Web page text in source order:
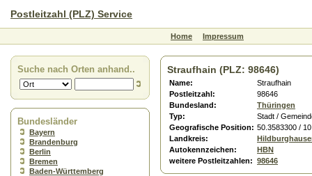
Postleitzahl (PLZ) Service
Home Impressum
Suche nach Orten anhand..
Bundesländer
Bayern
Brandenburg
Berlin
Bremen
Baden-Württemberg
Straufhain (PLZ: 98646)
Name:
Straufhain
Postleitzahl:
98646
Bundesland:
Thüringen
Typ:
Stadt /
Geografische Position: 50.3583300 /
Landkreis:
Autokennzeichen:
HBN
weitere Postleitzahlen: 98646